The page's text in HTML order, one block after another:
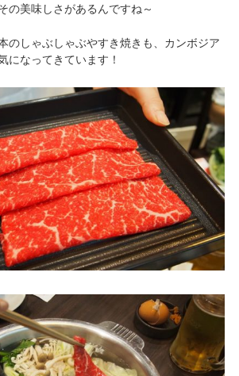
の美味しさがあるんですね～
のしゃぶしゃぶやすき焼きも、カンボジア
になってきています！